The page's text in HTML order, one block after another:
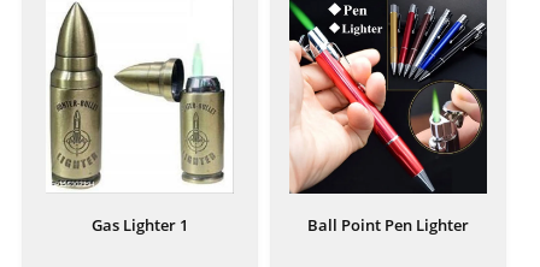
Gas Lighter 1 Ball Point Pen Lighter